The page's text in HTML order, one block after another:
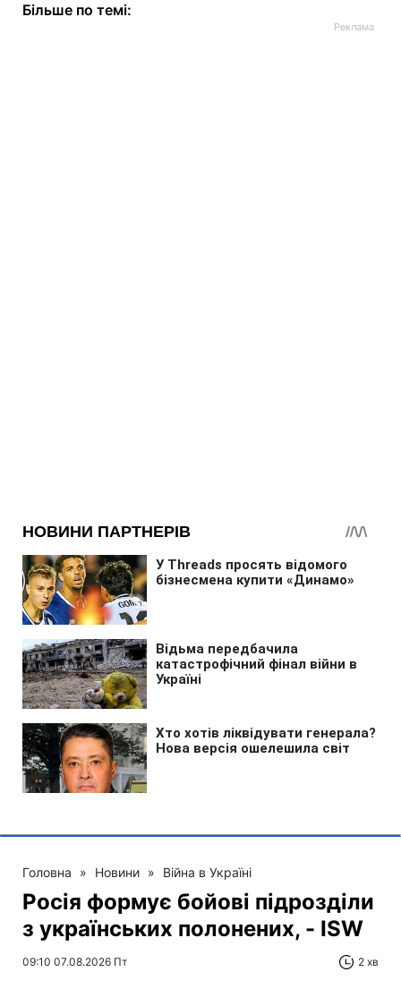
Більше по темі:
Головна » Новини » Війна в Україні
Росія формує бойові підрозділи
з українських полонених, - ISW
09:10 07.08.2026 Пт 2 хв